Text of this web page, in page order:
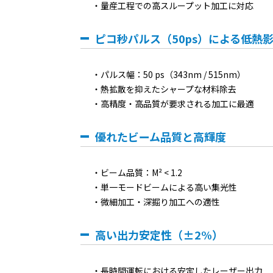
量産工程での高スループット加工に対応
ピコ秒パルス（50ps）による低熱
パルス幅：50 ps（343nm / 515nm）
熱拡散を抑えたシャープな材料除去
高精度・高品質が要求される加工に最適
優れたビーム品質と高輝度
ビーム品質：M² < 1.2
単一モードビームによる高い集光性
微細加工・深掘り加工への適性
高い出力安定性（±2%）
長時間運転における安定したレーザー出力